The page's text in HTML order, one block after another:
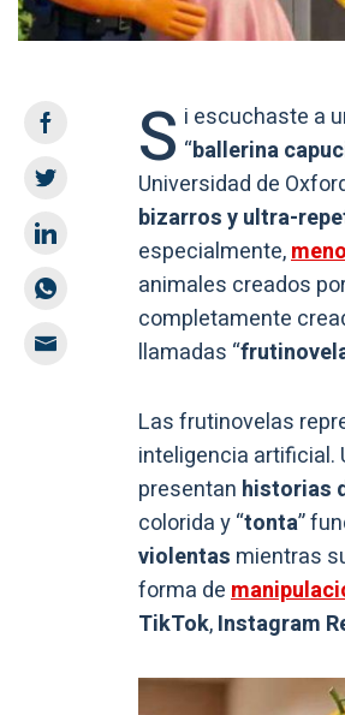
S i escuchaste a
“ballerina
Universidad de
bizarros y ultra-
especialmente,
animales creados
completamente
llamadas “
Las frutinovelas
inteligencia artificial.
presentan historias
colorida y “tonta”
violentas mientras
forma de
TikTok,Instagram